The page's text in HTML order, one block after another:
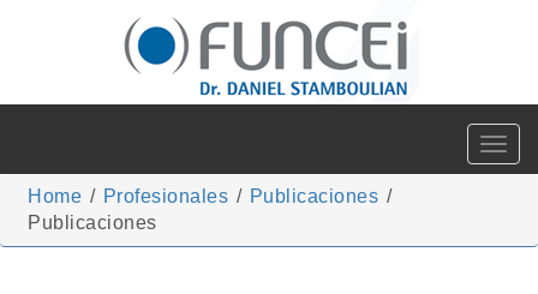
Toggle
Home / Profesionales / Publicaciones /
Publicaciones